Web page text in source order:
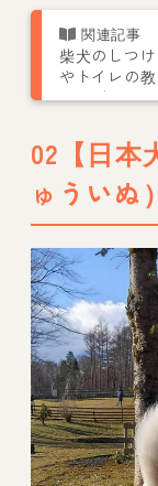
柴犬のしつ
やトイレの
ドッグトレ
02【日本
ゅういぬ）